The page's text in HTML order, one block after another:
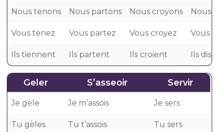
Nous tenons Nous partons Nous croyons Nous
Vous tenez Vous partez Vous croyez Vous
Ils tiennent Ils partent Ils croient Ils
Geler S’asseoir Servir
Je gèle Je m’assois Je sers
Tu gèles Tu t’assois Tu sers